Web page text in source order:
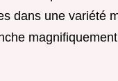
dans une variété